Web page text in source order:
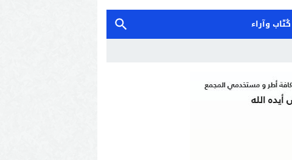
كُتّاب وآراء